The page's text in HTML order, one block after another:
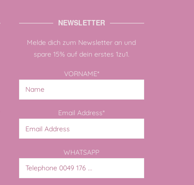
NEWSLETTER
Melde dich zum Newsletter an und
spare 15% auf dein erstes 1zu1.
VORNAME*
Email Address*
WHATSAPP